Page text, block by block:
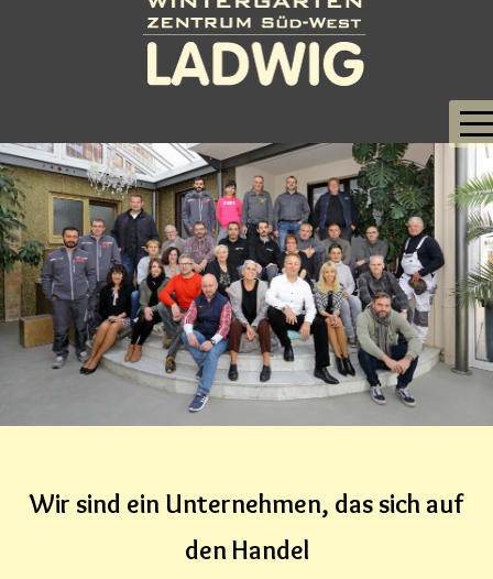
STARTSEITE
UNSERE LEITSÄTZE
WINTERGÄRTEN
SOMMERGÄRTEN
ÜBERDACHUNGEN
AUSSTELLUNGSHALLE
Wir sind ein Unternehmen, das sich auf
den Handel